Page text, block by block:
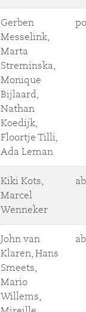
Gerben
Messelink,
Marta
Streminska,
Monique
Bijlaard,
Nathan
Koedijk,
Floortje Tilli,
Ada Leman
Kiki Kots,
Marcel
Wenneker
John van
Klaren, Hans
Smeets,
Mario
Willems,